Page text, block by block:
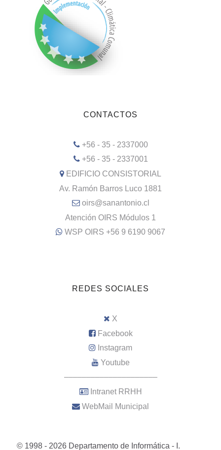
CONTACTOS
+56 - 35 - 2337000
+56 - 35 - 2337001
EDIFICIO CONSISTORIAL
Av. Ramón Barros Luco 1881
oirs@sanantonio.cl
Atención OIRS Módulos 1
WSP OIRS +56 9 6190 9067
REDES SOCIALES
X
Facebook
Instagram
Youtube
–––––––––––––––––––––
Intranet RRHH
WebMail Municipal
© 1998 - 2026 Departamento de Informática - I.